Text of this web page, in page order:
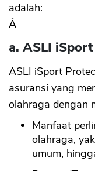
adalah:
Â
a. ASLI
ASLI iSport
asuransi yang
olahraga dengan
Manfaat
olahraga,
umum,